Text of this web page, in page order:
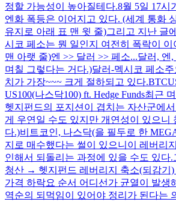
정할 가능성이 높아질테다.8월 5일 17시
엔화 폭등은 이어지고 있다. (세계 통화
유지로 아래 표 맨 윗 줄)그리고 지난 글
시코 페소는 뭔 일인지 여전히 폭락이 이
맨 아랫 줄)엔 >> 달러 >> 페소...달러, 엔
며칠 그렇다는 거다.)달러-멕시코 페소
치가 가장~~~ 크게 절하되고 있다
US100(나스닥100) ft. Hedge Funds최근
헷지펀드의 포지션이 겹치는 자산군에
게 우연일 수도 있지만 개연성이 있으니
다.)비트코인, 나스닥(을 필두로 한
지로 매수했다는 썰이 있으니이 레버리
인해서 되돌리는 과정에 있을 수도 있다
청산 → 헷지펀드 레버리지 축소(되감기
가격 하락요 순서 어디선가 균열이 발생
역순의 되먹임이 있어야 정리가 된다는